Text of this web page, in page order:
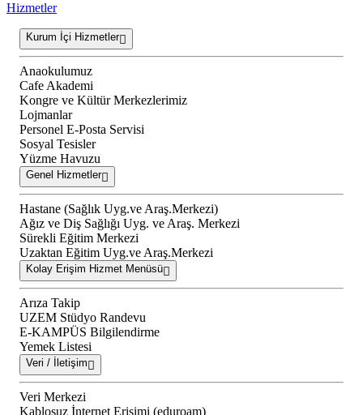
Hizmetler
Kurum İçi Hizmetler
Anaokulumuz
Cafe Akademi
Kongre ve Kültür Merkezlerimiz
Lojmanlar
Personel E-Posta Servisi
Sosyal Tesisler
Yüzme Havuzu
Genel Hizmetler
Hastane (Sağlık Uyg.ve Araş.Merkezi)
Ağız ve Diş Sağlığı Uyg. ve Araş. Merkezi
Sürekli Eğitim Merkezi
Uzaktan Eğitim Uyg.ve Araş.Merkezi
Kolay Erişim Hizmet Menüsü
Arıza Takip
UZEM Stüdyo Randevu
E-KAMPÜS Bilgilendirme
Yemek Listesi
Veri / İletişim
Veri Merkezi
Kablosuz İnternet Erişimi (eduroam)